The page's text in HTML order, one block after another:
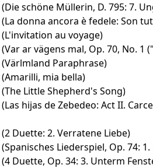
(Die schöne Müllerin, D. 795: 7.
(La donna ancora è fedele: Son
(L'invitation au voyage)
(Var ar vägens mal, Op. 70, No. 1
(Värlmland Paraphrase)
(Amarilli, mia bella)
(The Little Shepherd's Song)
(Las hijas de Zebedeo: Act II.
(2 Duette: 2. Verratene Liebe)
(Spanisches Liederspiel, Op. 74:
(4 Duette, Op. 34: 3. Unterm